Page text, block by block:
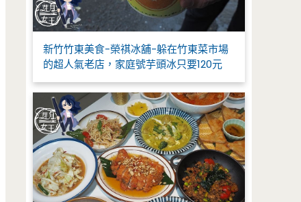
新竹竹東美食-榮祺冰舖-躲在竹東菜市場
的超人氣老店，家庭號芋頭冰只要120元